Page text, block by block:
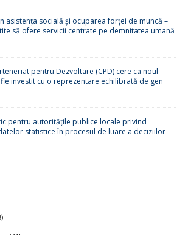
asistența socială și ocuparea forței de muncă –
să ofere servicii centrate pe demnitatea umană
pentru Dezvoltare (CPD) cere ca noul
fie investit cu o reprezentare echilibrată de gen
pentru autoritățile publice locale privind
statistice în procesul de luare a deciziilor